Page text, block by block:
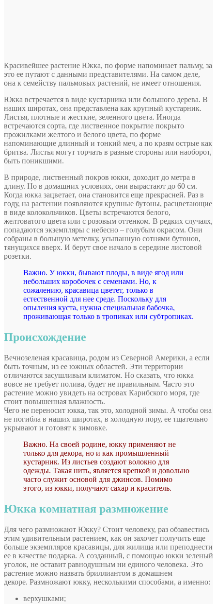
Красивейшее растение Юкка, по форме напоминает пальму, за
это ее путают с данными представителями. На самом деле,
она к семейству пальмовых растений, не имеет отношения.
Юкка встречается в виде кустарника или большого дерева. В
наших широтах, она представлена как крупный кустарник.
Листья, плотные и жесткие, зеленного цвета. Иногда
встречаются сорта, где лиственное покрытие покрыто
прожилками желтого и белого цвета, по форме
напоминающие длинный и тонкий меч, а по краям острые как
бритва. Листья могут торчать в разные стороны или наоборот,
быть поникшими.
В природе, лиственный покров юкки, доходит до метра в
длину. Но в домашних условиях, они вырастают до 60 см.
Когда юкка зацветает, она становится еще прекрасней. Раз в
году, на растении появляются крупные бутоны, расцветающие
в виде колокольчиков. Цветы встречаются белого,
желтоватого цвета или с розовым оттенком. В редких случаях,
попадаются экземпляры с небесно – голубым окрасом. Они
собраны в большую метелку, усыпанную сотнями бутонов,
тянущихся вверх. И берут свое начало в середине листовой
розетки.
Важно. У юкки, бывают плоды, в виде ягод или
небольших коробочек с семенами. Но, к
сожалению, красавица цветет, только в
естественной для нее среде. Поскольку для
опыления куста, нужна специальная бабочка,
проживающая только в тропиках или субтропиках.
Происхождение
Вечнозеленая красавица, родом из Северной Америки, а если
быть точным, из ее южных областей. Эти территории
отличаются засушливым климатом. Но сказать, что юкка
вовсе не требует полива, будет не правильным. Часто это
растение можно увидеть на островах Карибского моря, где
стоит повышенная влажность.
Чего не переносит юкка, так это, холодной зимы. А чтобы она
не погибла в наших широтах, в холодную пору, ее тщательно
укрывают и готовят к зимовке.
Важно. На своей родине, юкку применяют не
только для декора, но и как промышленный
кустарник. Из листьев создают волокно для
одежды. Такая нить, является крепкой и довольно
часто служит основой для джинсов. Помимо
этого, из юкки, получают сахар и краситель.
Юкка комнатная размножение
Для чего размножают Юкку? Стоит человеку, раз обзавестись
этим удивительным растением, как он захочет получить еще
больше экземпляров красавицы, для жилища или преподнести
ее в качестве подарка. А созданный, с помощью юкки зеленый
уголок, не оставит равнодушным ни единого человека. Это
растение можно назвать бриллиантом в домашнем
декоре. Размножают юкку, несколькими способами, а именно:
верхушками;